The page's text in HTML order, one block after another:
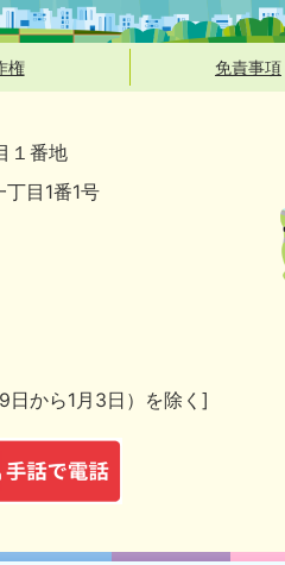
権 免責事項
１番地
目1番1号
日から1月3日）を除く]